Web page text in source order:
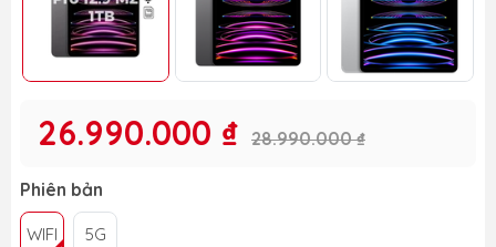
26.990.000 ₫ 28.990.000 ₫
Phiên bản
WIFI 5G